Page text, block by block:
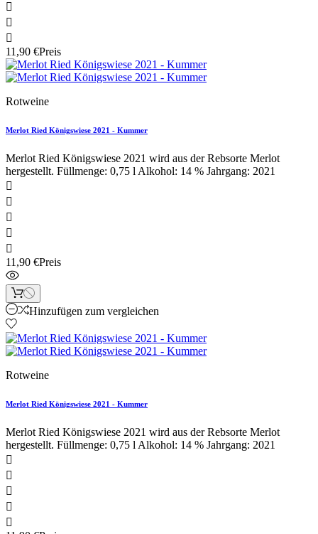



11,90 €Preis
Rotweine
Merlot Ried Königswiese 2021 - Kummer
Merlot Ried Königswiese 2021 wird aus der Rebsorte Merlot
hergestellt. Füllmenge: 0,75 l Alkohol: 14 % Jahrgang: 2021





11,90 €Preis
Hinzufügen zum vergleichen
Rotweine
Merlot Ried Königswiese 2021 - Kummer
Merlot Ried Königswiese 2021 wird aus der Rebsorte Merlot
hergestellt. Füllmenge: 0,75 l Alkohol: 14 % Jahrgang: 2021




